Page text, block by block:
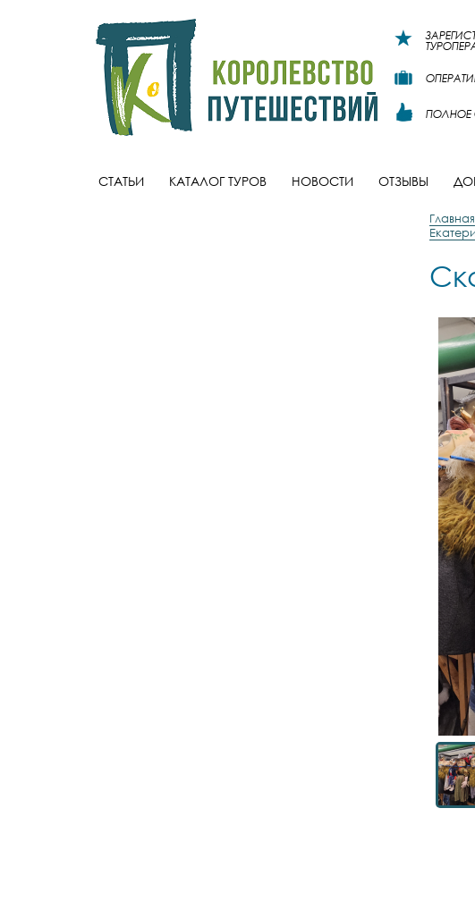
ПОЛНОЕ
СТАТЬИ КАТАЛОГ ТУРОВ НОВОСТИ ОТЗЫВЫ
Главная